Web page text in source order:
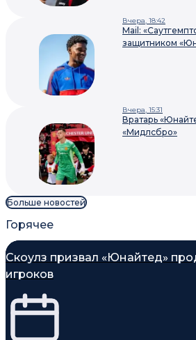
Вчера, 18:42
Mail:
защитником
Вчера, 15:31
Вратарь
«Мидлсбро»
Больше новостей
Горячее
Скоулз призвал «Юнайтед»
игроков